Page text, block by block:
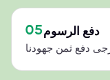
05دفع الرسوم